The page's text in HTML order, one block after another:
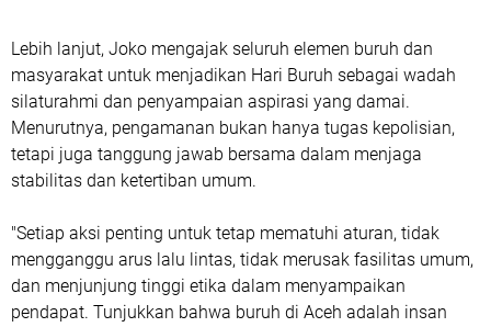
Lebih lanjut, Joko mengajak seluruh elemen buruh dan
masyarakat untuk menjadikan Hari Buruh sebagai wadah
silaturahmi dan penyampaian aspirasi yang damai.
Menurutnya, pengamanan bukan hanya tugas kepolisian,
tetapi juga tanggung jawab bersama dalam menjaga
stabilitas dan ketertiban umum.
"Setiap aksi penting untuk tetap mematuhi aturan, tidak
mengganggu arus lalu lintas, tidak merusak fasilitas umum,
dan menjunjung tinggi etika dalam menyampaikan
pendapat. Tunjukkan bahwa buruh di Aceh adalah insan